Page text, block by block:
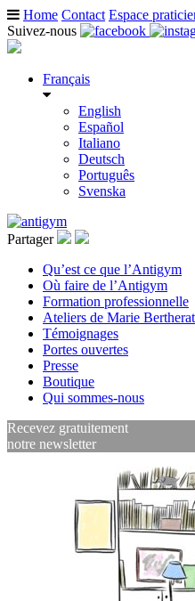
Home Contact Espace
Suivez-nous
Français
English
Español
Italiano
Deutsch
Português
Svenska
Partager
Qu’est ce que l’Antigym
Où faire de l’Antigym
Formation professionnelle
Ateliers de Marie Bertherat
Témoignages
Portes ouvertes
Presse
Boutique
Qui sommes-nous
Recevez gratuitement
notre newsletter